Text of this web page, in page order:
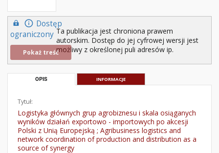
Dostęp
ograniczony
Pokaż treść
Ta publikacja jest chroniona prawem
autorskim. Dostęp do jej cyfrowej wersji jest
możliwy z określonej puli adresów ip.
OPIS INFORMACJE
Tytuł:
Logistyka głównych grup agrobiznesu i skala osiąganych
wyników działań exportowo - importowych po akcesji
Polski z Unią Europejską ; Agribusiness logistics and
network coordination of production and distribution as a
source of synergy